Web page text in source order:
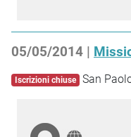
05/05/2014 |
Iscrizioni chiuse San